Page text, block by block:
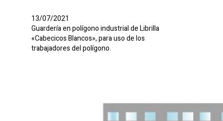
13/07/2021
Guardería en polígono industrial de Librilla
«Cabecicos Blancos», para uso de los
trabajadores del polígono.